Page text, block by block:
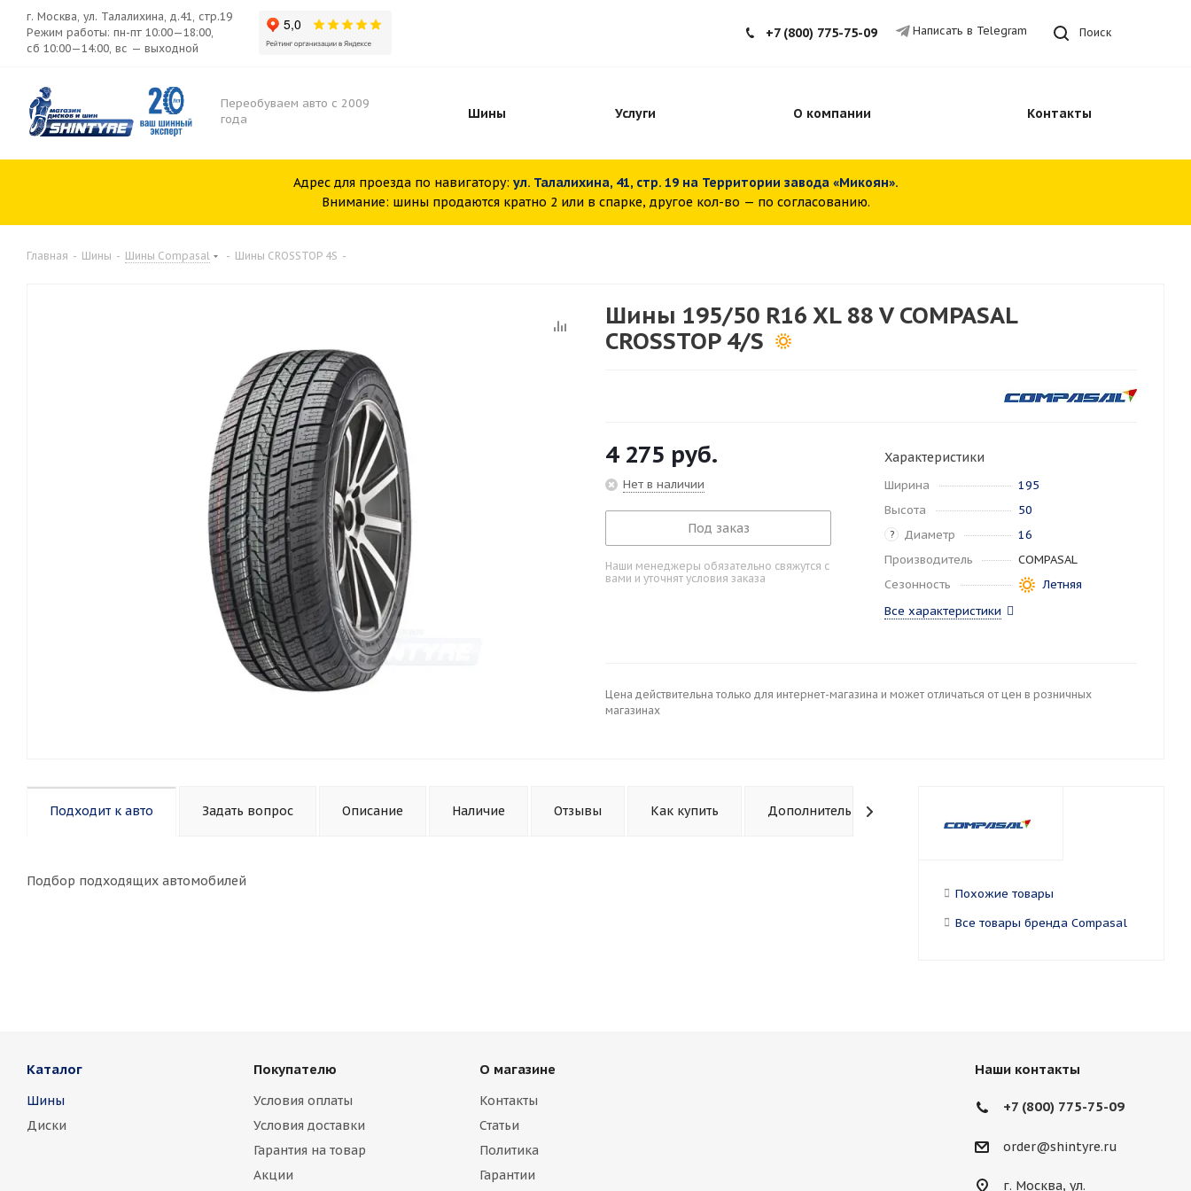
г. Москва, ул. Талалихина, д.41, стр.19
Режим работы: пн-пт 10:00—18:00,
сб 10:00—14:00, вс — выходной
Поиск
+7 (800) 775-75-09 Написать в Telegram
Переобуваем авто с 2009
года
Шины Услуги О компании Контакты
Адрес для проезда по навигатору: ул. Талалихина, 41, стр. 19 на Территории завода «Микоян».
Внимание: шины продаются кратно 2 или в спарке, другое кол-во — по согласованию.
Главная - Шины - Шины Compasal - Шины CROSSTOP 4S -
Шины 195/50 R16 XL 88 V COMPASAL
CROSSTOP 4/S
4 275 руб.
Нет в наличии
Под заказ
Наши менеджеры обязательно свяжутся с
вами и уточнят условия заказа
Характеристики
Ширина
195
Высота
50
? Диаметр
16
Производитель
COMPASAL
Сезонность
Летняя
Все характеристики
Цена действительна только для интернет-магазина и может отличаться от цен в розничных
магазинах
Подходит к авто Задать вопрос Описание Наличие Отзывы Как купить Дополнительно
Подбор подходящих автомобилей
Похожие товары
Все товары бренда Compasal
Каталог
Шины
Диски
Покупателю
Условия оплаты
Условия доставки
Гарантия на товар
Акции
О магазине
Контакты
Статьи
Политика
Гарантии
Наши контакты
+7 (800) 775-75-09
order@shintyre.ru
г. Москва, ул.